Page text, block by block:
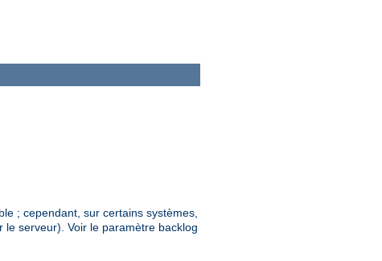
; cependant, sur certains systèmes,
serveur). Voir le paramètre backlog